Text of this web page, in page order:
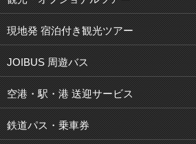
現地発 宿泊付き観光ツアー
JOIBUS 周遊バス
空港・駅・港 送迎サービス
鉄道パス・乗車券